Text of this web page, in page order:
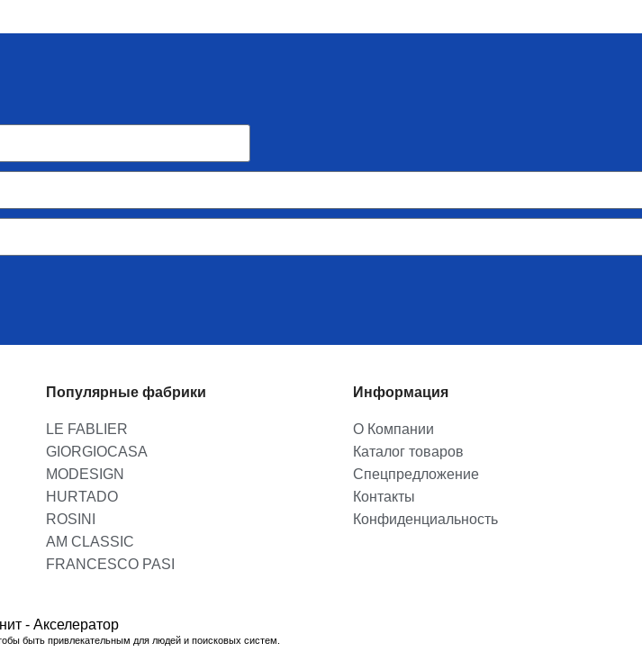
Популярные фабрики
LE FABLIER
GIORGIOCASA
MODESIGN
HURTADO
ROSINI
AM CLASSIC
FRANCESCO PASI
Информация
О Компании
Каталог товаров
Спецпредложение
Контакты
Конфиденциальность
- Акселератор
быть привлекательным для людей и поисковых систем.